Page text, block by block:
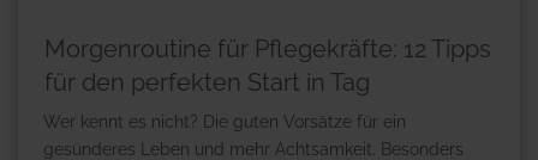
Morgenroutine für Pflegekräfte: 12 Tipps
für den perfekten Start in Tag
Wer kennt es nicht? Die guten Vorsätze für ein
gesünderes Leben und mehr Achtsamkeit. Besonders